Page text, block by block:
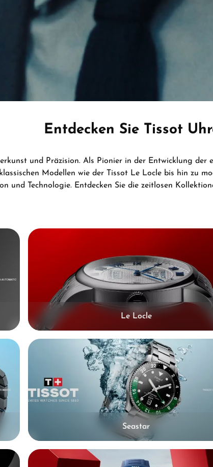
Entdecken Sie Tissot
und Präzision. Als Pionier in der Entwicklung
Modellen wie der Tissot Le Locle bis hin zu
und Technologie. Entdecken Sie die zeitlosen
Le Locle
Seastar